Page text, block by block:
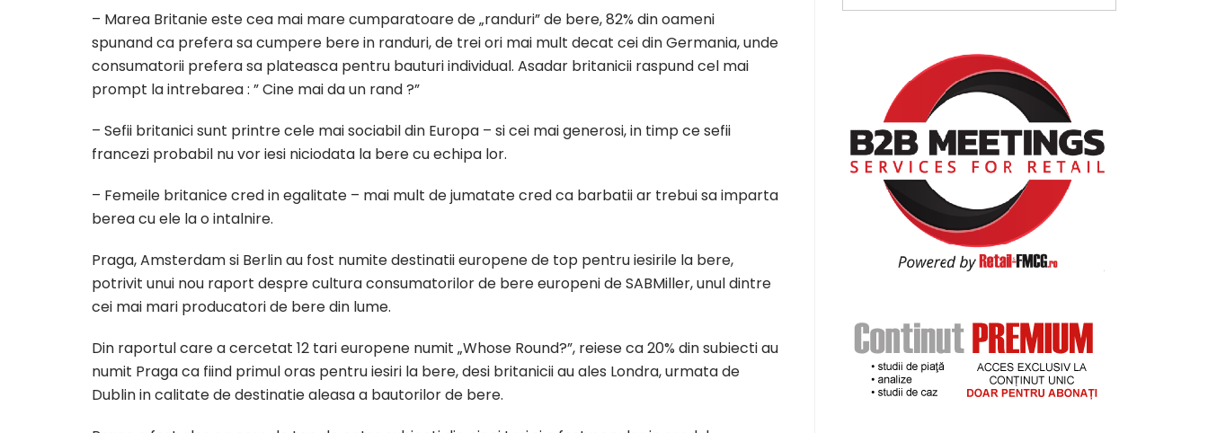
– Marea Britanie este cea mai mare cumparatoare de „randuri” de bere, 82% din oameni
spunand ca prefera sa cumpere bere in randuri, de trei ori mai mult decat cei din Germania, unde
consumatorii prefera sa plateasca pentru bauturi individual. Asadar britanicii raspund cel mai
prompt la intrebarea : ” Cine mai da un rand ?”
– Sefii britanici sunt printre cele mai sociabil din Europa – si cei mai generosi, in timp ce sefii
francezi probabil nu vor iesi niciodata la bere cu echipa lor.
– Femeile britanice cred in egalitate – mai mult de jumatate cred ca barbatii ar trebui sa imparta
berea cu ele la o intalnire.
Praga, Amsterdam si Berlin au fost numite destinatii europene de top pentru iesirile la bere,
potrivit unui nou raport despre cultura consumatorilor de bere europeni de SABMiller, unul dintre
cei mai mari producatori de bere din lume.
Din raportul care a cercetat 12 tari europene numit „Whose Round?”, reiese ca 20% din subiecti au
numit Praga ca fiind primul oras pentru iesiri la bere, desi britanicii au ales Londra, urmata de
Dublin in calitate de destinatie aleasa a bautorilor de bere.